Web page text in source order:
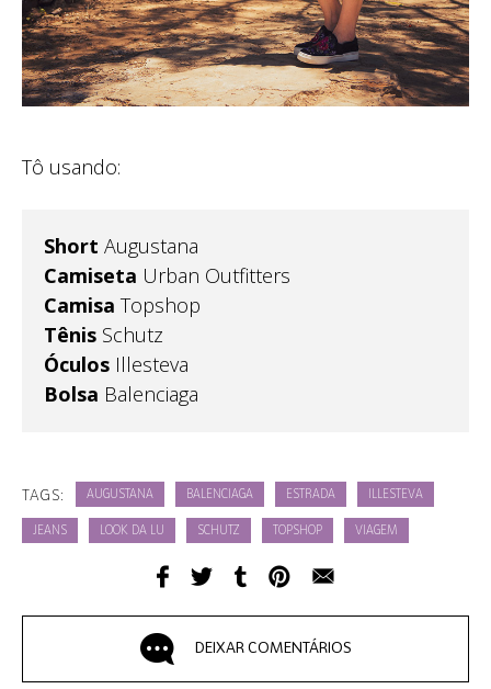
Tô usando:
Short Augustana
Camiseta Urban Outfitters
Camisa Topshop
Tênis Schutz
Óculos Illesteva
Bolsa Balenciaga
TAGS: AUGUSTANA BALENCIAGA ESTRADA ILLESTEVA
JEANS LOOK DA LU SCHUTZ TOPSHOP VIAGEM
DEIXAR COMENTÁRIOS